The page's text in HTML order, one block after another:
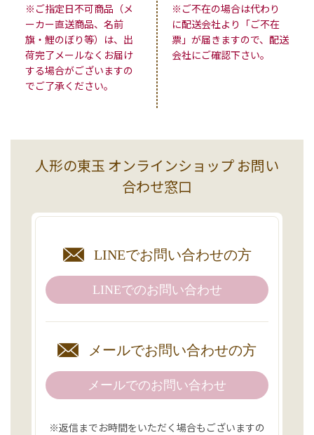
※ご指定日不可商品（メ
ーカー直送商品、名前
旗・鯉のぼり等）は、出
荷完了メールなくお届け
する場合がございますの
でご了承ください。
※ご不在の場合は代わり
に配送会社より「ご不在
票」が届きますので、配送
会社にご確認下さい。
人形の東玉 オンラインショップ お問い
合わせ窓口
LINEでお問い合わせの方
LINEでのお問い合わせ
メールでお問い合わせの方
メールでのお問い合わせ
※返信までお時間をいただく場合もございますの